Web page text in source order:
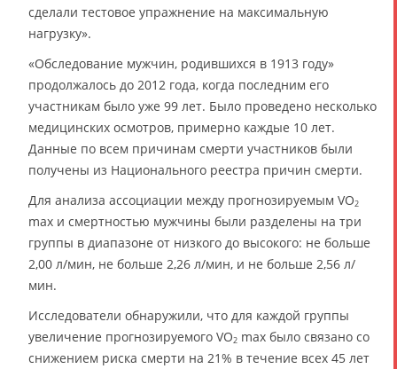
сделали тестовое упражнение на максимальную
нагрузку».
«Обследование мужчин, родившихся в 1913 году»
продолжалось до 2012 года, когда последним его
участникам было уже 99 лет. Было проведено несколько
медицинских осмотров, примерно каждые 10 лет.
Данные по всем причинам смерти участников были
получены из Национального реестра причин смерти.
Для анализа ассоциации между прогнозируемым VO2
max и смертностью мужчины были разделены на три
группы в диапазоне от низкого до высокого: не больше
2,00 л/мин, не больше 2,26 л/мин, и не больше 2,56 л/
мин.
Исследователи обнаружили, что для каждой группы
увеличение прогнозируемого VO2 max было связано со
снижением риска смерти на 21% в течение всех 45 лет